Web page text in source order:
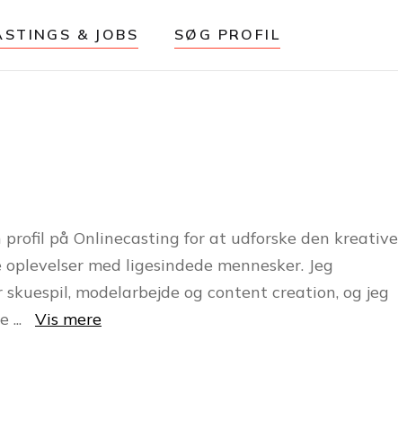
& JOBS SØG PROFIL
profil på Onlinecasting for at udforske den kreative
med ligesindede mennesker. Jeg
modelarbejde og content creation, og jeg
... Vis mere